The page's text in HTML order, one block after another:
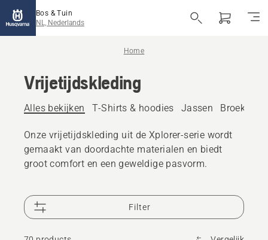
Bos & Tuin
NL, Nederlands
Home
Vrijetijdskleding
Alles bekijken T-Shirts & hoodies Jassen Broeken
Onze vrijetijdskleding uit de Xplorer-serie wordt
gemaakt van doordachte materialen en biedt
groot comfort en een geweldige pasvorm.
Filter